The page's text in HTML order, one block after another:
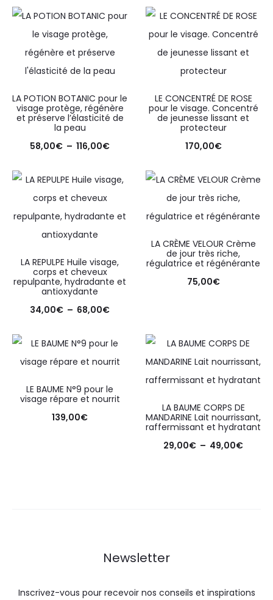
LA POTION BOTANIC pour le
visage protège, régénère
et préserve l’élasticité de
la peau
58,00€ – 116,00€
LE CONCENTRÉ DE ROSE
pour le visage. Concentré
de jeunesse lissant et
protecteur
170,00€
LA REPULPE Huile visage,
corps et cheveux
repulpante, hydradante et
antioxydante
34,00€ – 68,00€
LA CRÈME VELOUR Crème
de jour très riche,
régulatrice et régénérante
75,00€
LE BAUME N°9 pour le
visage répare et nourrit
139,00€
LA BAUME CORPS DE
MANDARINE Lait nourrissant,
raffermissant et hydratant
29,00€ – 49,00€
Newsletter
Inscrivez-vous pour recevoir nos conseils et inspirations